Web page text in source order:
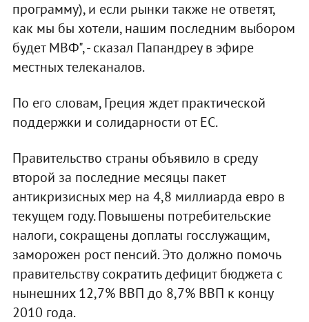
программу), и если рынки также не ответят,
как мы бы хотели, нашим последним выбором
будет МВФ", - сказал Папандреу в эфире
местных телеканалов.
По его словам, Греция ждет практической
поддержки и солидарности от ЕС.
Правительство страны объявило в среду
второй за последние месяцы пакет
антикризисных мер на 4,8 миллиарда евро в
текущем году. Повышены потребительские
налоги, сокращены доплаты госслужащим,
заморожен рост пенсий. Это должно помочь
правительству сократить дефицит бюджета с
нынешних 12,7% ВВП до 8,7% ВВП к концу
2010 года.